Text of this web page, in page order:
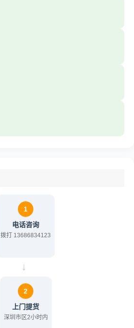
1
电话咨询
拨打 13686834123
→
2
上门提货
深圳市区2小时内